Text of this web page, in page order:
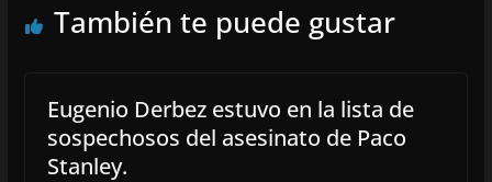
También te puede gustar
Eugenio Derbez estuvo en la lista de
sospechosos del asesinato de Paco
Stanley.